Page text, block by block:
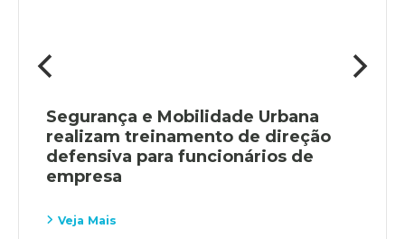
Segurança e Mobilidade Urbana
realizam treinamento de direção
defensiva para funcionários de
empresa
Veja Mais